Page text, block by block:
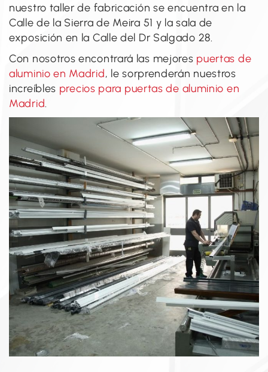
nuestro taller de fabricación se encuentra en la
Calle de la Sierra de Meira 51 y la sala de
exposición en la Calle del Dr Salgado 28.
Con nosotros encontrará las mejores puertas de
aluminio en Madrid, le sorprenderán nuestros
increíbles precios para puertas de aluminio en
Madrid.